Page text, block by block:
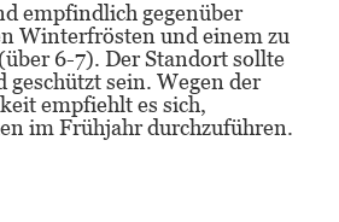
empfindlich gegenüber
Winterfrösten und einem zu
6-7). Der Standort sollte
geschützt sein. Wegen der
empfiehlt es sich,
im Frühjahr durchzuführen.